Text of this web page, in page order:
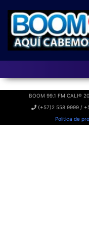
BOOM 99.1 FM CALI®
(+57)2 558 9999 /
Política de